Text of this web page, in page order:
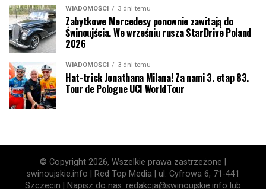
WIADOMOŚCI 3 dni temu
Zabytkowe Mercedesy ponownie zawitają do
Świnoujścia. We wrześniu rusza StarDrive Poland
2026
WIADOMOŚCI 3 dni temu
Hat-trick Jonathana Milana! Za nami 3. etap 83.
Tour de Pologne UCI WorldTour
© Copyright 2026, Wszelkie prawa zastrzeżone |
swinoujskie.info | Red Top Media | ul. Cyfrowa 6, 71-441
Szczecin | Napisz do nas: redakcja@swinoujskie.info lub